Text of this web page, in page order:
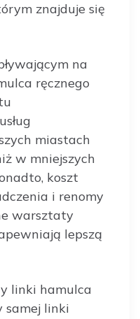
znajduje się
na
ręcznego
miastach
w mniejszych
koszt
i renomy
warsztaty
lepszą
linki hamulca
samej linki